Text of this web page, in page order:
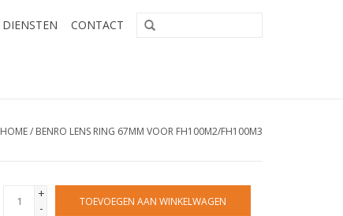
DIENSTEN CONTACT
HOME/ BENRO LENS RING 67MM VOOR FH100M2/FH100M3
+
-
TOEVOEGEN AAN WINKELWAGEN